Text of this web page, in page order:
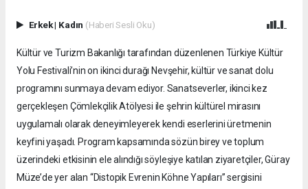
Erkek| Kadın (Haberi Sesli Oku)
Kültür ve Turizm Bakanlığı tarafından düzenlenen Türkiye Kültür
Yolu Festivali’nin on ikinci durağı Nevşehir, kültür ve sanat dolu
programını sunmaya devam ediyor. Sanatseverler, ikinci kez
gerçekleşen Çömlekçilik Atölyesi ile şehrin kültürel mirasını
uygulamalı olarak deneyimleyerek kendi eserlerini üretmenin
keyfini yaşadı. Program kapsamında sözün birey ve toplum
üzerindeki etkisinin ele alındığı söyleşiye katılan ziyaretçiler, Güray
Müze’de yer alan “Distopik Evrenin Köhne Yapıları” sergisini